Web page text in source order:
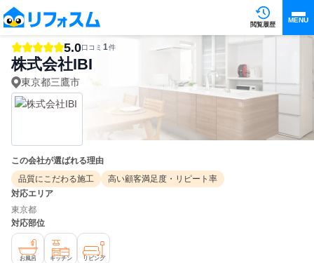
閲覧履歴
MENU
5.0口コミ 1件
株式会社IBI
東京都三鷹市
この会社が選ばれる理由
品質にこだわる施工
高い顧客満足度・リピート率
対応エリア
東京都
対応部位
お風呂 キッチン リビング